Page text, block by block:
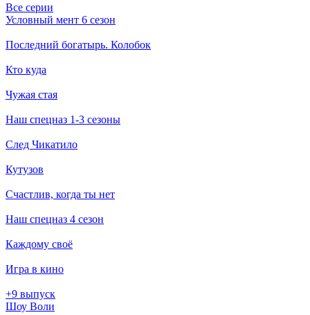
Все серии
Условный мент 6 сезон
Последний богатырь. Колобок
Кто куда
Чужая стая
Наш спецназ 1-3 сезоны
След Чикатило
Кутузов
Счастлив, когда ты нет
Наш спецназ 4 сезон
Каждому своё
Игра в кино
+9 выпуск
Шоу Воли